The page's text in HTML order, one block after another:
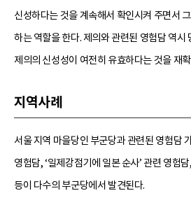
신성하다는 것을 계속해서 확인시켜 주면서
하는 역할을 한다. 제의와 관련된 영험담 역시
제의의 신성성이 여전히 유효하다는 것을 재
지역사례
서울 지역 마을당인 부군당과 관련된 영험담
영험담, ‘일제강점기에 일본 순사’ 관련 영험
등이 다수의 부군당에서 발견된다.